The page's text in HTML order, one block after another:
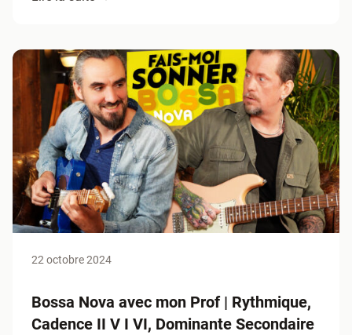
22 octobre 2024
Bossa Nova avec mon Prof | Rythmique,
Cadence II V I VI, Dominante Secondaire